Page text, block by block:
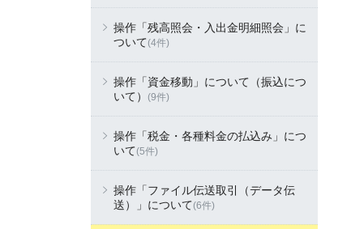
操作「残高照会・入出金明細照会」に
ついて(4件)
操作「資金移動」について（振込につ
いて）
(9件)
操作「税金・各種料金の払込み」につ
いて(5件)
操作「ファイル伝送取引（データ伝
送）」について(6件)